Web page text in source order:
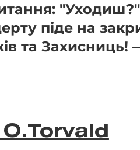
піде на
та Захисниць!